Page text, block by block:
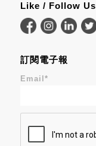
Like / Follow Us
訂閱電子報
Email *